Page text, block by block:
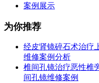
案例展示
为你推荐
经皮肾镜碎石术治疗
维修案例分析
椎间孔镜治疗恶性椎
间孔镜维修案例